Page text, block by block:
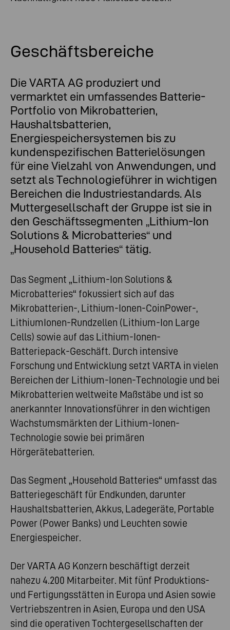
Geschäftsbereiche
Die VARTA AG produziert und
vermarktet ein umfassendes Batterie-
Portfolio von Mikrobatterien,
Haushaltsbatterien,
Energiespeichersystemen bis zu
kundenspezifischen Batterielösungen
für eine Vielzahl von Anwendungen, und
setzt als Technologieführer in wichtigen
Bereichen die Industriestandards. Als
Muttergesellschaft der Gruppe ist sie in
den Geschäftssegmenten „Lithium-Ion
Solutions & Microbatteries“ und
„Household Batteries“ tätig.
Das Segment „Lithium-Ion Solutions &
Microbatteries“ fokussiert sich auf das
Mikrobatterien-, Lithium-Ionen-CoinPower-,
LithiumIonen-Rundzellen (Lithium-Ion Large
Cells) sowie auf das Lithium-Ionen-
Batteriepack-Geschäft. Durch intensive
Forschung und Entwicklung setzt VARTA in vielen
Bereichen der Lithium-Ionen-Technologie und bei
Mikrobatterien weltweite Maßstäbe und ist so
anerkannter Innovationsführer in den wichtigen
Wachstumsmärkten der Lithium-Ionen-
Technologie sowie bei primären
Hörgerätebatterien.
Das Segment „Household Batteries“ umfasst das
Batteriegeschäft für Endkunden, darunter
Haushaltsbatterien, Akkus, Ladegeräte, Portable
Power (Power Banks) und Leuchten sowie
Energiespeicher.
Der VARTA AG Konzern beschäftigt derzeit
nahezu 4.200 Mitarbeiter. Mit fünf Produktions-
und Fertigungsstätten in Europa und Asien sowie
Vertriebszentren in Asien, Europa und den USA
sind die operativen Tochtergesellschaften der